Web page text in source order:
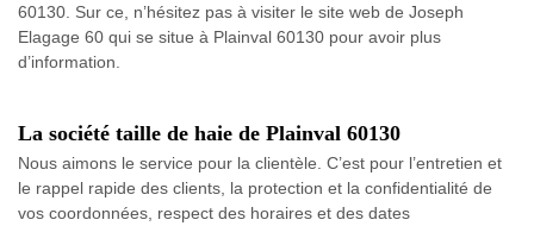
60130. Sur ce, n’hésitez pas à visiter le site web de Joseph
Elagage 60 qui se situe à Plainval 60130 pour avoir plus
d’information.
La société taille de haie de Plainval 60130
Nous aimons le service pour la clientèle. C’est pour l’entretien et
le rappel rapide des clients, la protection et la confidentialité de
vos coordonnées, respect des horaires et des dates